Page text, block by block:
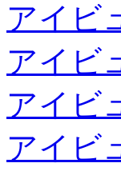
アイビ
アイビ
アイビ
アイビ